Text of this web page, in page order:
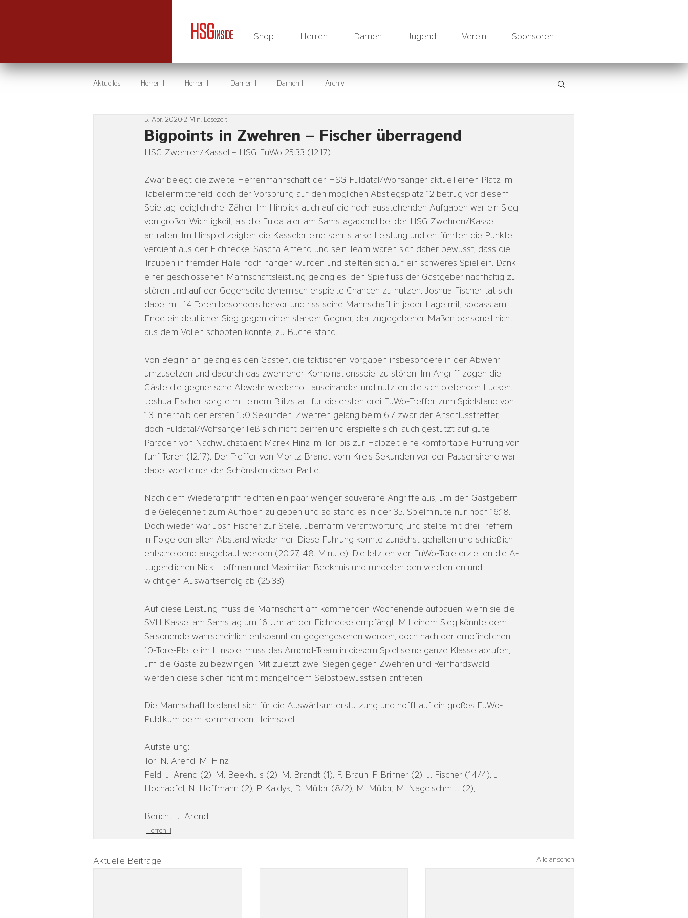
HSG INSIDE Shop Herren Damen Jugend Verein Sponsoren
Aktuelles Herren I Herren II Damen I Damen II Archiv
Bigpoints in Zwehren – Fischer überragend
5. Apr. 2020 2 Min. Lesezeit
HSG Zwehren/Kassel – HSG FuWo 25:33 (12:17)
Zwar belegt die zweite Herrenmannschaft der HSG Fuldatal/Wolfsanger aktuell einen Platz im
Tabellenmittelfeld, doch der Vorsprung auf den möglichen Abstiegsplatz 12 betrug vor diesem
Spieltag lediglich drei Zähler. Im Hinblick auch auf die noch ausstehenden Aufgaben war ein Sieg
von großer Wichtigkeit, als die Fuldataler am Samstagabend bei der HSG Zwehren/Kassel
antraten. Im Hinspiel zeigten die Kasseler eine sehr starke Leistung und entführten die Punkte
verdient aus der Eichhecke. Sascha Amend und sein Team waren sich daher bewusst, dass die
Trauben in fremder Halle hoch hängen würden und stellten sich auf ein schweres Spiel ein. Dank
einer geschlossenen Mannschaftsleistung gelang es, den Spielfluss der Gastgeber nachhaltig zu
stören und auf der Gegenseite dynamisch erspielte Chancen zu nutzen. Joshua Fischer tat sich
dabei mit 14 Toren besonders hervor und riss seine Mannschaft in jeder Lage mit, sodass am
Ende ein deutlicher Sieg gegen einen starken Gegner, der zugegebener Maßen personell nicht
aus dem Vollen schöpfen konnte, zu Buche stand.
Von Beginn an gelang es den Gästen, die taktischen Vorgaben insbesondere in der Abwehr
umzusetzen und dadurch das zwehrener Kombinationsspiel zu stören. Im Angriff zogen die
Gäste die gegnerische Abwehr wiederholt auseinander und nutzten die sich bietenden Lücken.
Joshua Fischer sorgte mit einem Blitzstart für die ersten drei FuWo-Treffer zum Spielstand von
1:3 innerhalb der ersten 150 Sekunden. Zwehren gelang beim 6:7 zwar der Anschlusstreffer,
doch Fuldatal/Wolfsanger ließ sich nicht beirren und erspielte sich, auch gestützt auf gute
Paraden von Nachwuchstalent Marek Hinz im Tor, bis zur Halbzeit eine komfortable Führung von
fünf Toren (12:17). Der Treffer von Moritz Brandt vom Kreis Sekunden vor der Pausensirene war
dabei wohl einer der Schönsten dieser Partie.
Nach dem Wiederanpfiff reichten ein paar weniger souveräne Angriffe aus, um den Gastgebern
die Gelegenheit zum Aufholen zu geben und so stand es in der 35. Spielminute nur noch 16:18.
Doch wieder war Josh Fischer zur Stelle, übernahm Verantwortung und stellte mit drei Treffern
in Folge den alten Abstand wieder her. Diese Führung konnte zunächst gehalten und schließlich
entscheidend ausgebaut werden (20:27, 48. Minute). Die letzten vier FuWo-Tore erzielten die A-
Jugendlichen Nick Hoffman und Maximilian Beekhuis und rundeten den verdienten und
wichtigen Auswärtserfolg ab (25:33).
Auf diese Leistung muss die Mannschaft am kommenden Wochenende aufbauen, wenn sie die
SVH Kassel am Samstag um 16 Uhr an der Eichhecke empfängt. Mit einem Sieg könnte dem
Saisonende wahrscheinlich entspannt entgegengesehen werden, doch nach der empfindlichen
10-Tore-Pleite im Hinspiel muss das Amend-Team in diesem Spiel seine ganze Klasse abrufen,
um die Gäste zu bezwingen. Mit zuletzt zwei Siegen gegen Zwehren und Reinhardswald
werden diese sicher nicht mit mangelndem Selbstbewusstsein antreten.
Die Mannschaft bedankt sich für die Auswärtsunterstützung und hofft auf ein großes FuWo-
Publikum beim kommenden Heimspiel.
Aufstellung:
Tor: N. Arend, M. Hinz
Feld: J. Arend (2), M. Beekhuis (2), M. Brandt (1), F. Braun, F. Brinner (2), J. Fischer (14/4), J.
Hochapfel, N. Hoffmann (2), P. Kaldyk, D. Müller (8/2), M. Müller, M. Nagelschmitt (2),
Bericht: J. Arend
Herren II
Aktuelle Beiträge Alle ansehen